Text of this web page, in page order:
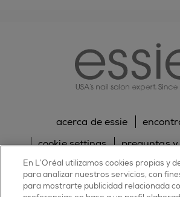
acerca de essie
cookie settings
preguntas
sitemap
contacta con
política de cookies
política
En L’Oréal utilizamos cookies propias y
para analizar nuestros servicios, con
para mostrarte publicidad relacionada